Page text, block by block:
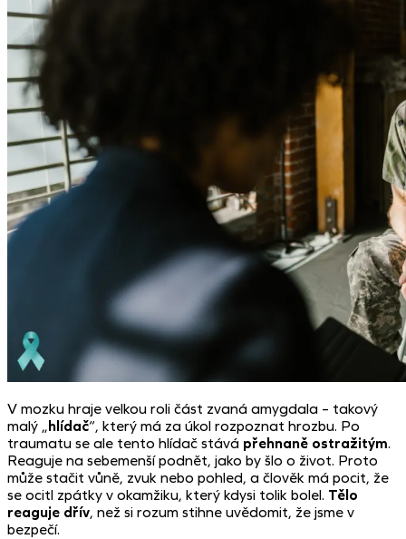
V mozku hraje velkou roli část zvaná amygdala – takový
malý „hlídač“, který má za úkol rozpoznat hrozbu. Po
traumatu se ale tento hlídač stává přehnaně ostražitým.
Reaguje na sebemenší podnět, jako by šlo o život. Proto
může stačit vůně, zvuk nebo pohled, a člověk má pocit, že
se ocitl zpátky v okamžiku, který kdysi tolik bolel. Tělo
reaguje dřív, než si rozum stihne uvědomit, že jsme v
bezpečí.